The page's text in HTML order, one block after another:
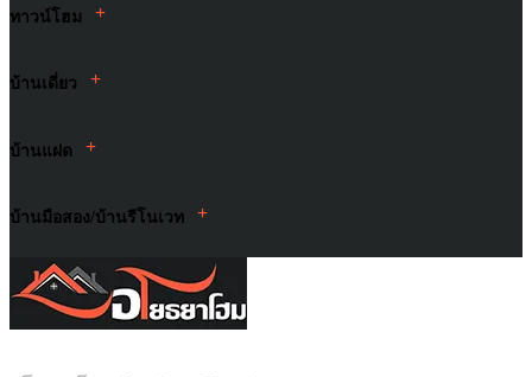
ทาวน์โฮม +
บ้านเดี่ยว +
บ้านแฝด +
บ้านมือสอง/บ้านรีโนเวท +